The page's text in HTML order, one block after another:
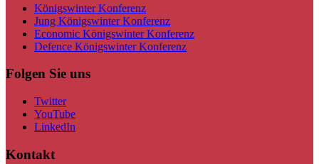
Königswinter Konferenz
Jung Königswinter Konferenz
Economic Königswinter Konferenz
Defence Königswinter Konferenz
Folgen Sie uns
Twitter
YouTube
LinkedIn
Kontakt